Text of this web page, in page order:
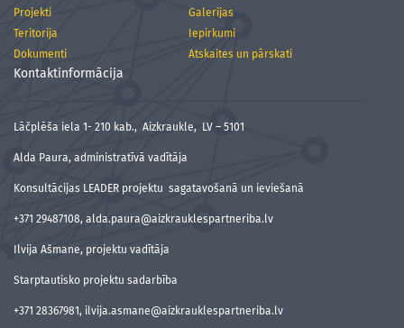
Projekti
Galerijas
Teritorija
Iepirkumi
Dokumenti
Atskaites un pārskati
Kontaktinformācija
Lāčplēša iela 1- 210 kab., Aizkraukle, LV – 5101
Alda Paura, administratīvā vadītāja
Konsultācijas LEADER projektu sagatavošanā un ieviešanā
+371 29487108, alda.paura@aizkrauklespartneriba.lv
Ilvija Ašmane, projektu vadītāja
Starptautisko projektu sadarbība
+371 28367981, ilvija.asmane@aizkrauklespartneriba.lv